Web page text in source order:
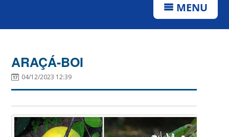
MENU
ARAÇÁ-BOI
04/12/2023 12:39